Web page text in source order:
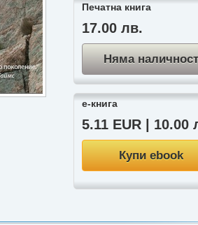
Печатна книга
17.00 лв.
Няма
е-книга
5.11 EUR | 10.00
Купи ebook